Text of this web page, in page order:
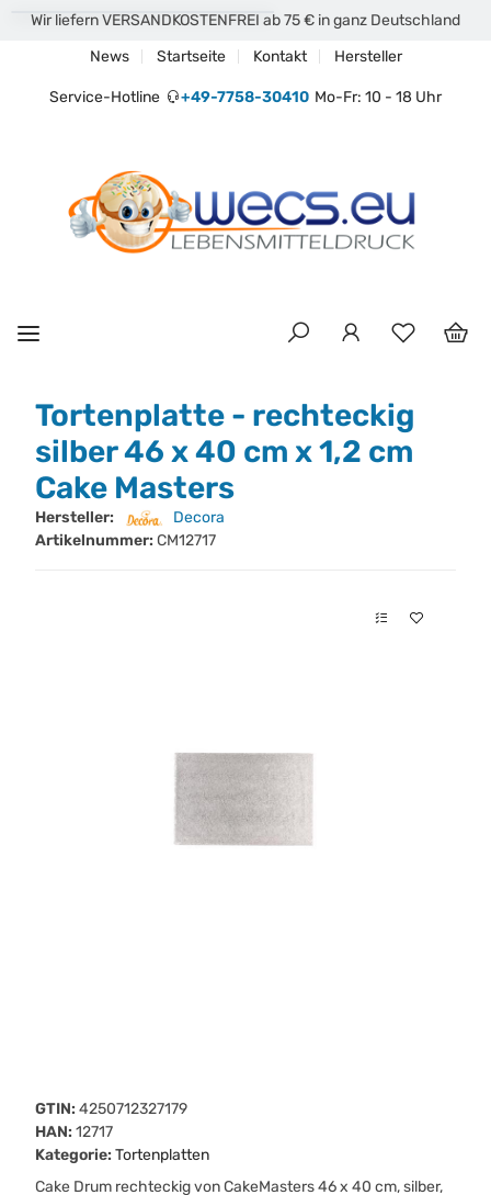
Wir liefern VERSANDKOSTENFREI ab 75 € in ganz Deutschland
News
Startseite Kontakt Hersteller
Service-Hotline +49-7758-30410 Mo-Fr: 10 - 18 Uhr
Tortenplatte - rechteckig
silber 46 x 40 cm x 1,2 cm
Cake Masters
Hersteller:
Decora
Artikelnummer: CM12717
GTIN: 4250712327179
HAN: 12717
Kategorie: Tortenplatten
Cake Drum rechteckig von CakeMasters 46 x 40 cm, silber,